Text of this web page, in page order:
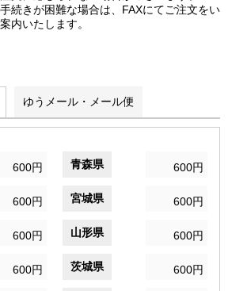
続きが困難な場合は、FAXにてご注文をい
内いたします。
ゆうメール・メール便
600円 青森県 600円
600円 宮城県 600円
600円 山形県 600円
600円 茨城県 600円